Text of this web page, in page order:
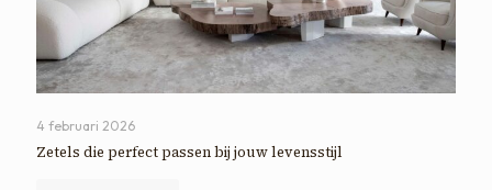
4 februari 2026
Zetels die perfect passen bij jouw levensstijl